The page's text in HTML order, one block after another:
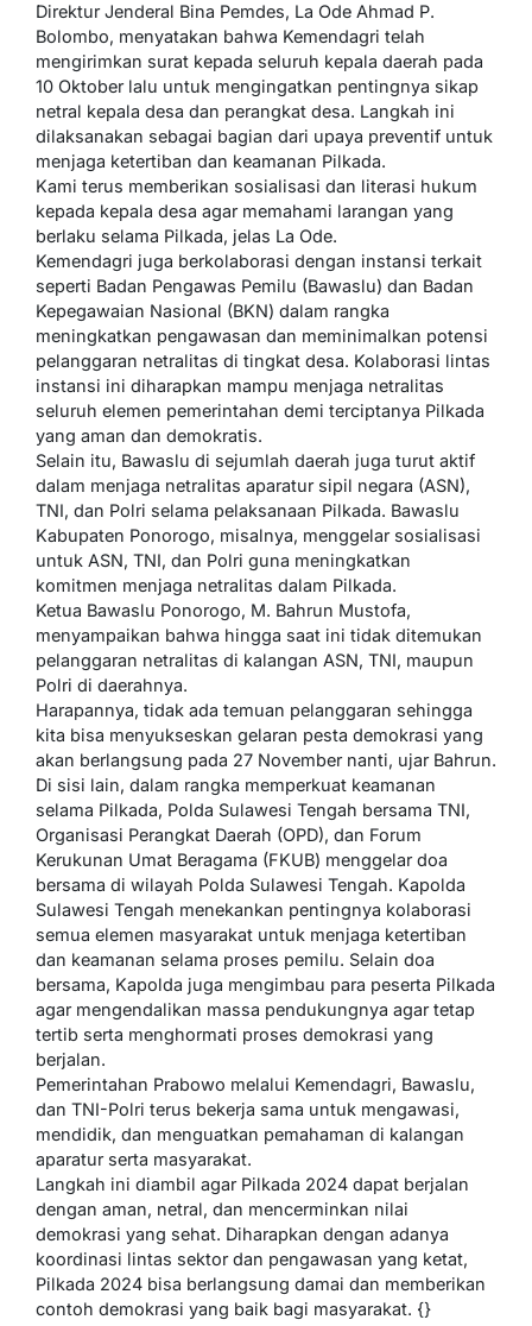
Direktur Jenderal Bina Pemdes, La Ode Ahmad P.
Bolombo, menyatakan bahwa Kemendagri telah
mengirimkan surat kepada seluruh kepala daerah pada
10 Oktober lalu untuk mengingatkan pentingnya sikap
netral kepala desa dan perangkat desa. Langkah ini
dilaksanakan sebagai bagian dari upaya preventif untuk
menjaga ketertiban dan keamanan Pilkada.
Kami terus memberikan sosialisasi dan literasi hukum
kepada kepala desa agar memahami larangan yang
berlaku selama Pilkada, jelas La Ode.
Kemendagri juga berkolaborasi dengan instansi terkait
seperti Badan Pengawas Pemilu (Bawaslu) dan Badan
Kepegawaian Nasional (BKN) dalam rangka
meningkatkan pengawasan dan meminimalkan potensi
pelanggaran netralitas di tingkat desa. Kolaborasi lintas
instansi ini diharapkan mampu menjaga netralitas
seluruh elemen pemerintahan demi terciptanya Pilkada
yang aman dan demokratis.
Selain itu, Bawaslu di sejumlah daerah juga turut aktif
dalam menjaga netralitas aparatur sipil negara (ASN),
TNI, dan Polri selama pelaksanaan Pilkada. Bawaslu
Kabupaten Ponorogo, misalnya, menggelar sosialisasi
untuk ASN, TNI, dan Polri guna meningkatkan
komitmen menjaga netralitas dalam Pilkada.
Ketua Bawaslu Ponorogo, M. Bahrun Mustofa,
menyampaikan bahwa hingga saat ini tidak ditemukan
pelanggaran netralitas di kalangan ASN, TNI, maupun
Polri di daerahnya.
Harapannya, tidak ada temuan pelanggaran sehingga
kita bisa menyukseskan gelaran pesta demokrasi yang
akan berlangsung pada 27 November nanti, ujar Bahrun.
Di sisi lain, dalam rangka memperkuat keamanan
selama Pilkada, Polda Sulawesi Tengah bersama TNI,
Organisasi Perangkat Daerah (OPD), dan Forum
Kerukunan Umat Beragama (FKUB) menggelar doa
bersama di wilayah Polda Sulawesi Tengah. Kapolda
Sulawesi Tengah menekankan pentingnya kolaborasi
semua elemen masyarakat untuk menjaga ketertiban
dan keamanan selama proses pemilu. Selain doa
bersama, Kapolda juga mengimbau para peserta Pilkada
agar mengendalikan massa pendukungnya agar tetap
tertib serta menghormati proses demokrasi yang
berjalan.
Pemerintahan Prabowo melalui Kemendagri, Bawaslu,
dan TNI-Polri terus bekerja sama untuk mengawasi,
mendidik, dan menguatkan pemahaman di kalangan
aparatur serta masyarakat.
Langkah ini diambil agar Pilkada 2024 dapat berjalan
dengan aman, netral, dan mencerminkan nilai
demokrasi yang sehat. Diharapkan dengan adanya
koordinasi lintas sektor dan pengawasan yang ketat,
Pilkada 2024 bisa berlangsung damai dan memberikan
contoh demokrasi yang baik bagi masyarakat. {}